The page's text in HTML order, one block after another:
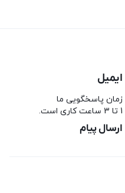
ایمیل
زمان پاسخگویی ما
1 تا 3 ساعت کاری است.
ارسال پیام